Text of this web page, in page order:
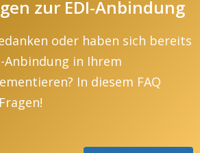
zur EDI-Anbindung
oder haben sich bereits
Anbindung in Ihrem
In diesem FAQ